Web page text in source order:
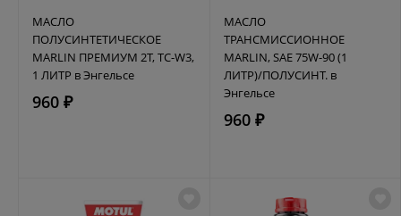
МАСЛО
ПОЛУСИНТЕТИЧЕСКОЕ
MARLIN ПРЕМИУМ 2Т, TC-W3,
1 ЛИТР в Энгельсе
960 ₽
МАСЛО
ТРАНСМИССИОННОЕ
MARLIN, SAE 75W-90 (1
ЛИТР)/ПОЛУСИНТ. в
Энгельсе
960 ₽